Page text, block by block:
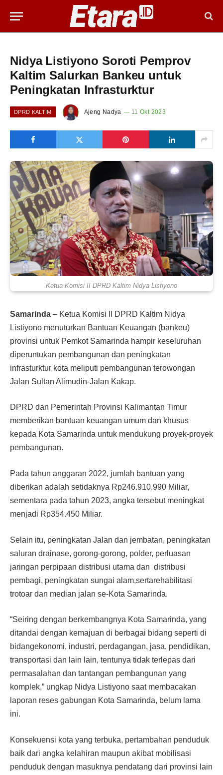
Nidya Listiyono Soroti Pemprov
Kaltim Salurkan Bankeu untuk
Peningkatan Infrasturktur
DPRD KALTIM Ajeng Nadya 11 Okt 2023
Ketua Komisi II DPRD Kaltim Nidya Listiyono
Samarinda – Ketua Komisi II DPRD Kaltim Nidya
Listiyono menuturkan Bantuan Keuangan (bankeu)
provinsi untuk Pemkot Samarinda hampir keseluruhan
diperuntukan pembangunan dan peningkatan
infrasturktur kota meliputi pembangunan terowongan
Jalan Sultan Alimudin-Jalan Kakap.
DPRD dan Pemerintah Provinsi Kalimantan Timur
memberikan bantuan keuangan umum dan khusus
kepada Kota Samarinda untuk mendukung proyek-proyek
pembangunan.
Pada tahun anggaran 2022, jumlah bantuan yang
diberikan adalah setidaknya Rp246.910.990 Miliar,
sementara pada tahun 2023, angka tersebut meningkat
menjadi Rp354.450 Miliar.
Selain itu, peningkatan Jalan dan jembatan, peningkatan
saluran drainase, gorong-gorong, polder, perluasan
jaringan perpipaan distribusi utama dan distribusi
pembagi, peningkatan sungai alam,sertarehabilitasi
trotoar dan median jalan se-Kota Samarinda.
“Seiring dengan berkembangnya Kota Samarinda, yang
ditandai dengan kemajuan di berbagai bidang seperti di
bidangekonomi, industri, perdagangan, jasa, pendidikan,
transportasi dan lain lain, tentunya tidak terlepas dari
permasalahan dan tantangan pembangunan yang
komplek,” ungkap Nidya Listiyono saat membacakan
laporan reses gabungan Kota Samarinda, belum lama
ini.
Konsekuensi kota yang terbuka, pertambahan penduduk
baik dari angka kelahiran maupun akibat mobilisasi
penduduk dengan masuknya pendatang dari provinsi lain